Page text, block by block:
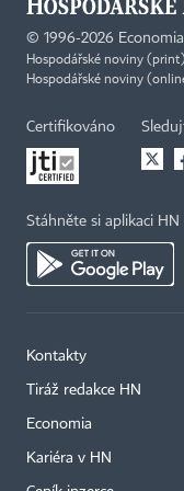
© 1996-2026
Hospodářské noviny
Hospodářské noviny
Certifikováno
Stáhněte si aplikaci HN
Kontakty
Tiráž redakce HN
Economia
Kariéra v HN